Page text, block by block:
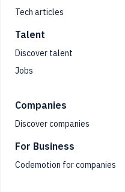
Tech articles
Talent
Discover talent
Jobs
Companies
Discover companies
For Business
Codemotion for companies